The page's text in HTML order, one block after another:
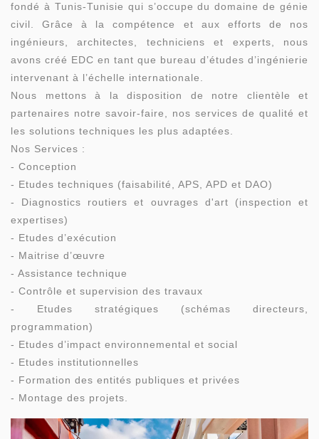
fondé à Tunis-Tunisie qui s’occupe du domaine de génie
civil. Grâce à la compétence et aux efforts de nos
ingénieurs, architectes, techniciens et experts, nous
avons créé EDC en tant que bureau d’études d’ingénierie
intervenant à l’échelle internationale.
Nous mettons à la disposition de notre clientèle et
partenaires notre savoir-faire, nos services de qualité et
les solutions techniques les plus adaptées.
Nos Services :
- Conception
- Etudes techniques (faisabilité, APS, APD et DAO)
- Diagnostics routiers et ouvrages d'art (inspection et
expertises)
- Etudes d’exécution
- Maitrise d’œuvre
- Assistance technique
- Contrôle et supervision des travaux
- Etudes stratégiques (schémas directeurs,
programmation)
- Etudes d’impact environnemental et social
- Etudes institutionnelles
- Formation des entités publiques et privées
- Montage des projets.